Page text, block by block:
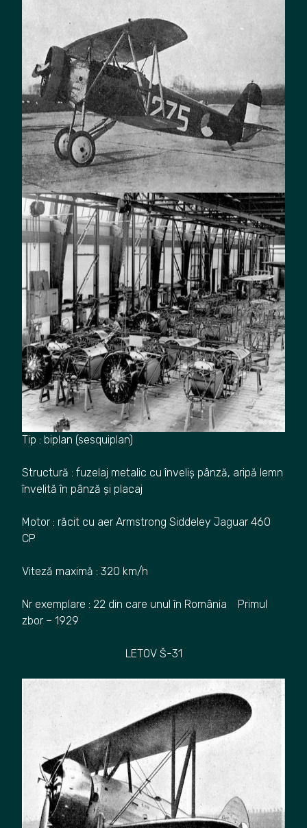
Tip : biplan (sesquiplan)
Structură : fuzelaj metalic cu înveliș pânză, aripă lemn
învelită în pânză și placaj
Motor : răcit cu aer Armstrong Siddeley Jaguar 460
CP
Viteză maximă : 320 km/h
Nr exemplare : 22 din care unul în România Primul
zbor – 1929
LETOV Š-31